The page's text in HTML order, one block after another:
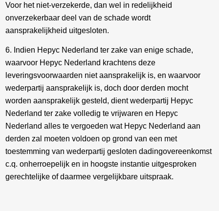
Voor het niet-verzekerde, dan wel in redelijkheid
onverzekerbaar deel van de schade wordt
aansprakelijkheid uitgesloten.
6. Indien Hepyc Nederland ter zake van enige schade,
waarvoor Hepyc Nederland krachtens deze
leveringsvoorwaarden niet aansprakelijk is, en waarvoor
wederpartij aansprakelijk is, doch door derden mocht
worden aansprakelijk gesteld, dient wederpartij Hepyc
Nederland ter zake volledig te vrijwaren en Hepyc
Nederland alles te vergoeden wat Hepyc Nederland aan
derden zal moeten voldoen op grond van een met
toestemming van wederpartij gesloten dadingovereenkomst
c.q. onherroepelijk en in hoogste instantie uitgesproken
gerechtelijke of daarmee vergelijkbare uitspraak.